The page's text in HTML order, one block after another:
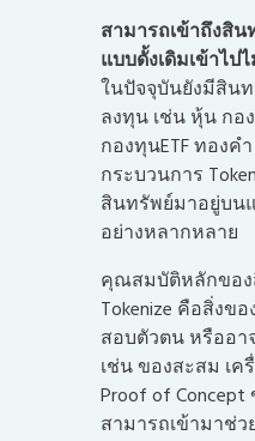
สามารถเข้าถึงสิ
แบบดั้งเดิมเข้าไป
ในปัจจุบันยังมีสิน
ลงทุน เช่น หุ้น ก
กองทุนETF ทองค
กระบวนการ
สินทรัพย์มาอยู่บน
อย่างหลากหลาย
คุณสมบัติหลักขอ
Tokenize คือสิ่งข
สอบตัวตน หรืออา
เช่น ของสะสม เ
Proof of Concept
สามารถเข้ามาช่